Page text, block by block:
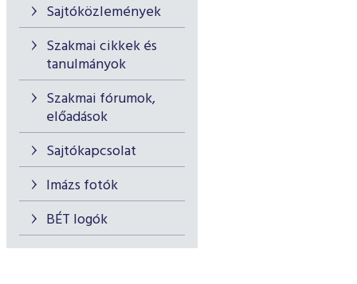
Sajtóközlemények
Szakmai cikkek és
tanulmányok
Szakmai fórumok,
előadások
Sajtókapcsolat
Imázs fotók
BÉT logók